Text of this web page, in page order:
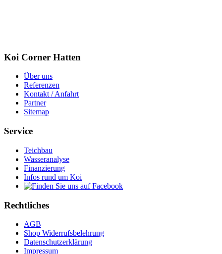
Koi Corner Hatten
Über uns
Referenzen
Kontakt / Anfahrt
Partner
Sitemap
Service
Teichbau
Wasseranalyse
Finanzierung
Infos rund um Koi
Rechtliches
AGB
Shop Widerrufsbelehrung
Datenschutzerklärung
Impressum